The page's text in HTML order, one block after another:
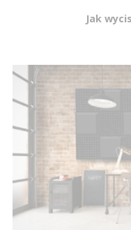
Jak